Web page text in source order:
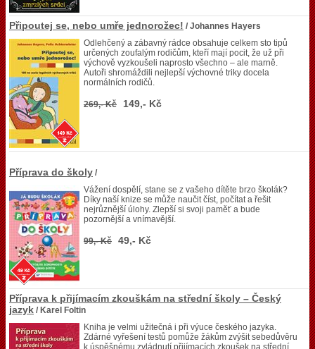
Připoutej se, nebo umře jednorožec! / Johannes Hayers
Odlehčený a zábavný rádce obsahuje celkem sto tipů
určených zoufalým rodičům, kteří mají pocit, že už při
výchově vyzkoušeli naprosto všechno – ale marně.
Autoři shromáždili nejlepší výchovné triky docela
normálních rodičů.
269,- Kč 149,- Kč
Příprava do školy /
Vážení dospělí, stane se z vašeho dítěte brzo školák?
Díky naší knize se může naučit číst, počítat a řešit
nejrůznější úlohy. Zlepší si svoji paměť a bude
pozornější a vnímavější.
99,- Kč 49,- Kč
Příprava k přijímacím zkouškám na střední školy – Český
jazyk / Karel Foltin
Kniha je velmi užitečná i při výuce českého jazyka.
Zdárné vyřešení testů pomůže žákům zvýšit sebedůvěru
k úspěšnému zvládnutí přijímacích zkoušek na střední